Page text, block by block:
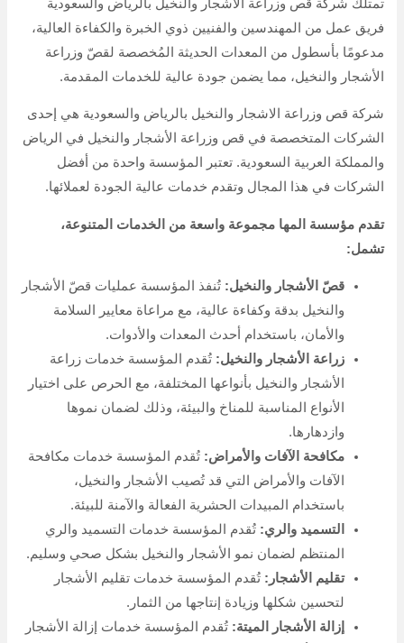
تمتلك شركة قص وزراعة الاشجار والنخيل بالرياض والسعودية
فريق عمل من المهندسين والفنيين ذوي الخبرة والكفاءة العالية،
مدعومًا بأسطول من المعدات الحديثة المُخصصة لقصّ وزراعة
الأشجار والنخيل، مما يضمن جودة عالية للخدمات المقدمة.
شركة قص وزراعة الاشجار والنخيل بالرياض والسعودية هي إحدى
الشركات المتخصصة في قص وزراعة الأشجار والنخيل في الرياض
والمملكة العربية السعودية. تعتبر المؤسسة واحدة من أفضل
الشركات في هذا المجال وتقدم خدمات عالية الجودة لعملائها.
تقدم مؤسسة المها مجموعة واسعة من الخدمات المتنوعة،
تشمل:
قصّ الأشجار والنخيل: تُنفذ المؤسسة عمليات قصّ الأشجار
والنخيل بدقة وكفاءة عالية، مع مراعاة معايير السلامة
والأمان، باستخدام أحدث المعدات والأدوات.
زراعة الأشجار والنخيل: تُقدم المؤسسة خدمات زراعة
الأشجار والنخيل بأنواعها المختلفة، مع الحرص على اختيار
الأنواع المناسبة للمناخ والبيئة، وذلك لضمان نموها
وازدهارها.
مكافحة الآفات والأمراض: تُقدم المؤسسة خدمات مكافحة
الآفات والأمراض التي قد تُصيب الأشجار والنخيل،
باستخدام المبيدات الحشرية الفعالة والآمنة للبيئة.
التسميد والري: تُقدم المؤسسة خدمات التسميد والري
المنتظم لضمان نمو الأشجار والنخيل بشكل صحي وسليم.
تقليم الأشجار: تُقدم المؤسسة خدمات تقليم الأشجار
لتحسين شكلها وزيادة إنتاجها من الثمار.
إزالة الأشجار الميتة: تُقدم المؤسسة خدمات إزالة الأشجار